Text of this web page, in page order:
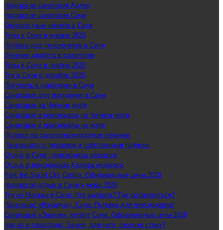
Недорогие санатории Адлер
Недорогие санатории Сочи
Одноместные номера в Сочи
Туры в Сочи в январе 2020
Путевки для пенсионеров в Сочи
Лечение диабета в санатории
Туры в Сочи в ноябре 2020
Тур в Сочи в декабре 2020
Похудеть в санатории в Сочи
Санатории для похудения в Сочи
Санатории на Черном море
Санатории и пансионаты на Черном море
Санатории и пансионаты на море
Путевки на санаторно-курортное лечение
Пансионаты с питанием и собственным пляжем
Отдых в Сочи - пансионаты недорого
Отдых в пансионатах Адлера недорого
Park Inn Sochi City Centre: Официальные цены 2020
Недорогой отдых в Сочи у моря 2020
Тур из Москвы в Сочи: Что выбрать? Где остановиться?
Пансионат «Изумруд», Сочи: Путевки для пенсионеров!
Санаторий «Знание», курорт Сочи: Официальные цены 2020
Чек-ап в санатории: Зачем, для чего, сколько стоит?